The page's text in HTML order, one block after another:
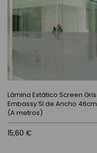
Lámina Estático Screen Gris
Embassy Sl de Ancho 46cm
(A metros)
15,60 €